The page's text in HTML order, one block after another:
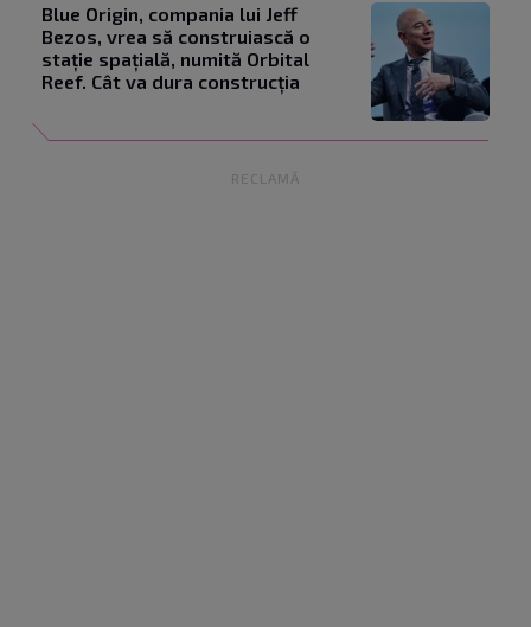
Blue Origin, compania lui Jeff
Bezos, vrea să construiască o
stație spațială, numită Orbital
Reef. Cât va dura construcția
RECLAMĂ